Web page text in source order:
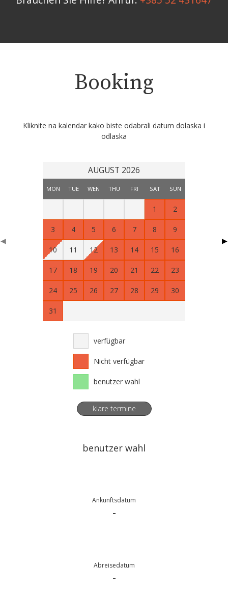
Booking
Kliknite na kalendar kako biste odabrali datum dolaska i
odlaska
AUGUST 2026
MON TUE WEN THU FRI SAT SUN
1 2
3 4 5 6 7 8 9
10 11 12 13 14 15 16
17 18 19 20 21 22 23
24 25 26 27 28 29 30
31
◀ ▶
verfügbar
Nicht verfügbar
benutzer wahl
klare termine
benutzer wahl
Ankunftsdatum
-
Abreisedatum
-